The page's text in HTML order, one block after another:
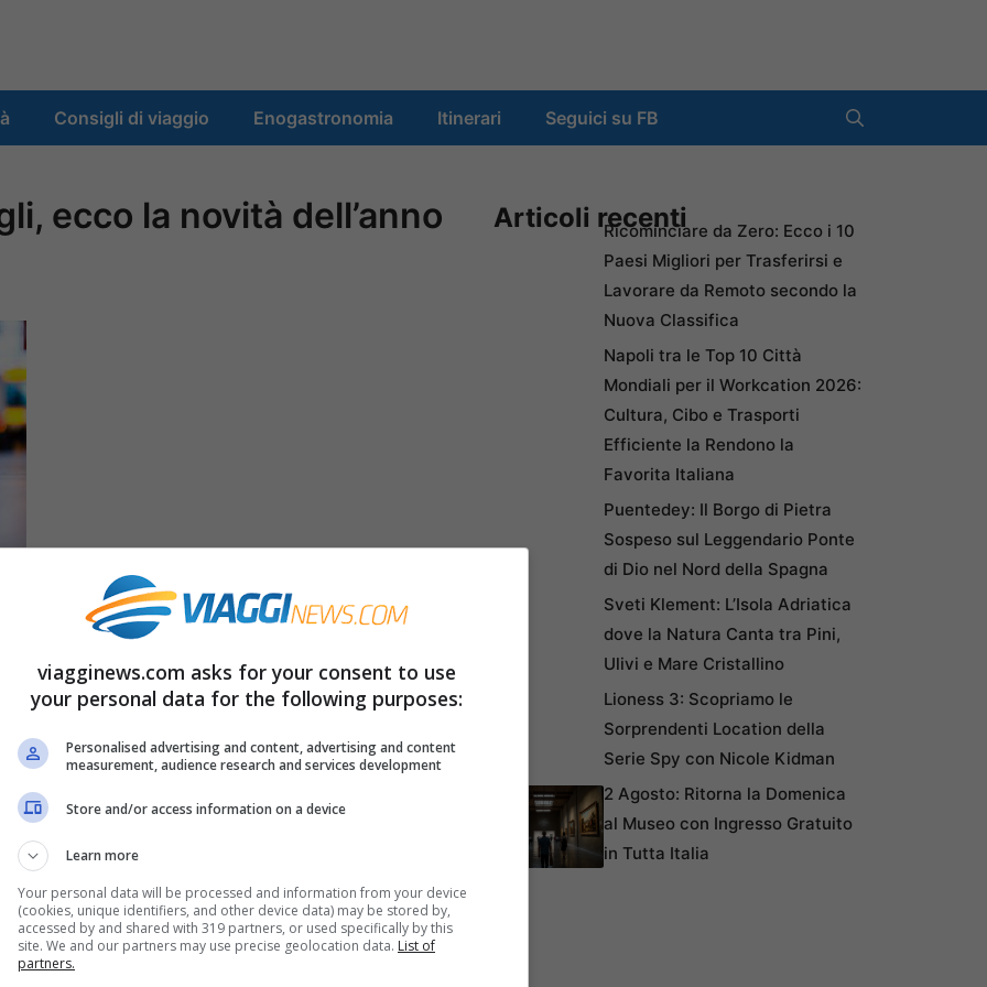
Consigli di viaggio Enogastronomia Itinerari Seguici su FB
ecco la novità dell’anno
dell’anno.Il 2016 è ormai prossimo
c’è una novità veramente
realtà. Bisognerà aspettare ancora un
quello che da sempre è un problema
la novità dell’anno
di ragazzi di Milano e si chiama appunto
Articoli recentiRicominciare da Zero: Ecco i 10
Paesi Migliori per Trasferirsi e
Lavorare da Remoto secondo la
Nuova Classifica
Napoli tra le Top 10 Città
Mondiali per il Workcation 2026:
Cultura, Cibo e Trasporti
Efficiente la Rendono la
Favorita Italiana
Puentedey: Il Borgo di Pietra
Sospeso sul Leggendario Ponte
di Dio nel Nord della Spagna
Sveti Klement: L’Isola Adriatica
dove la Natura Canta tra Pini,
Ulivi e Mare Cristallino
Lioness 3: Scopriamo le
Sorprendenti Location della
Serie Spy con Nicole Kidman
2 Agosto: Ritorna la Domenica
al Museo con Ingresso Gratuito
in Tutta Italia
viagginews.com asks for your consent to use
your personal data for the following purposes:
Personalised advertising and content, advertising and content
measurement, audience research and services development
Store and/or access information on a device
Learn more
Your personal data will be processed and information from your device
(cookies, unique identifiers, and other device data) may be stored by,
accessed by and shared with 319 partners, or used specifically by this
site. We and our partners may use precise geolocation data. List of
partners.